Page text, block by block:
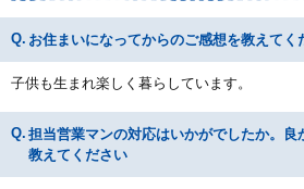
お住まいになってからのご感想を教えてく
子供も生まれ楽しく暮らしています。
担当営業マンの対応はいかがでしたか。良
教えてください